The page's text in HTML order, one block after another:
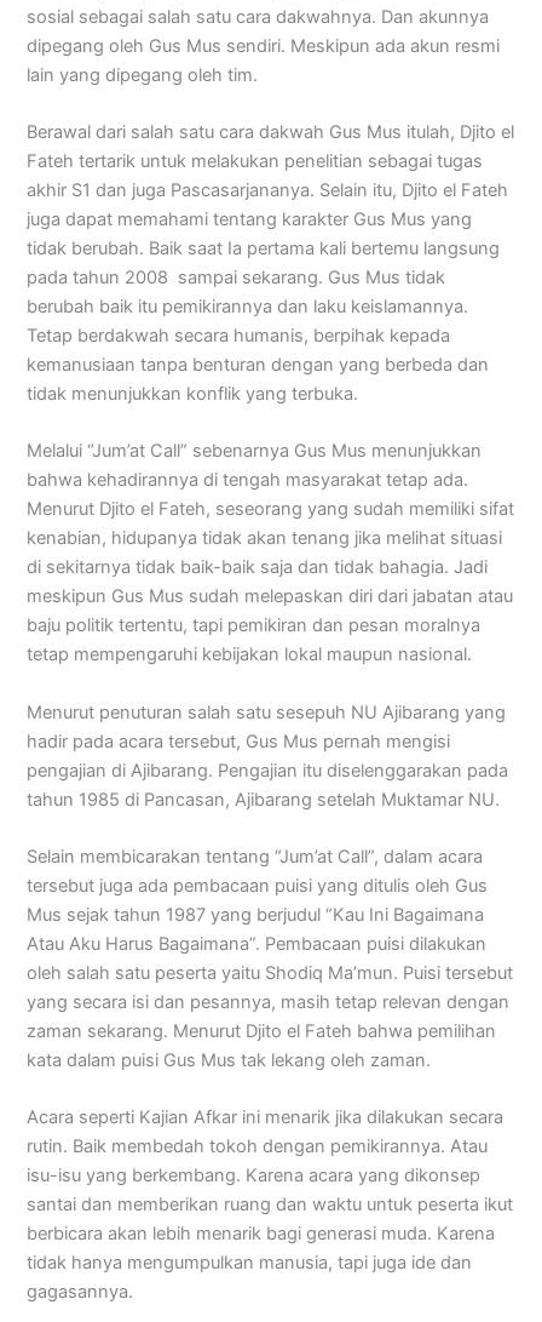
sosial sebagai salah satu cara dakwahnya. Dan akunnya
dipegang oleh Gus Mus sendiri. Meskipun ada akun resmi
lain yang dipegang oleh tim.
Berawal dari salah satu cara dakwah Gus Mus itulah, Djito el
Fateh tertarik untuk melakukan penelitian sebagai tugas
akhir S1 dan juga Pascasarjananya. Selain itu, Djito el Fateh
juga dapat memahami tentang karakter Gus Mus yang
tidak berubah. Baik saat Ia pertama kali bertemu langsung
pada tahun 2008 sampai sekarang. Gus Mus tidak
berubah baik itu pemikirannya dan laku keislamannya.
Tetap berdakwah secara humanis, berpihak kepada
kemanusiaan tanpa benturan dengan yang berbeda dan
tidak menunjukkan konflik yang terbuka.
Melalui “Jum’at Call” sebenarnya Gus Mus menunjukkan
bahwa kehadirannya di tengah masyarakat tetap ada.
Menurut Djito el Fateh, seseorang yang sudah memiliki sifat
kenabian, hidupanya tidak akan tenang jika melihat situasi
di sekitarnya tidak baik-baik saja dan tidak bahagia. Jadi
meskipun Gus Mus sudah melepaskan diri dari jabatan atau
baju politik tertentu, tapi pemikiran dan pesan moralnya
tetap mempengaruhi kebijakan lokal maupun nasional.
Menurut penuturan salah satu sesepuh NU Ajibarang yang
hadir pada acara tersebut, Gus Mus pernah mengisi
pengajian di Ajibarang. Pengajian itu diselenggarakan pada
tahun 1985 di Pancasan, Ajibarang setelah Muktamar NU.
Selain membicarakan tentang “Jum’at Call”, dalam acara
tersebut juga ada pembacaan puisi yang ditulis oleh Gus
Mus sejak tahun 1987 yang berjudul “Kau Ini Bagaimana
Atau Aku Harus Bagaimana”. Pembacaan puisi dilakukan
oleh salah satu peserta yaitu Shodiq Ma’mun. Puisi tersebut
yang secara isi dan pesannya, masih tetap relevan dengan
zaman sekarang. Menurut Djito el Fateh bahwa pemilihan
kata dalam puisi Gus Mus tak lekang oleh zaman.
Acara seperti Kajian Afkar ini menarik jika dilakukan secara
rutin. Baik membedah tokoh dengan pemikirannya. Atau
isu-isu yang berkembang. Karena acara yang dikonsep
santai dan memberikan ruang dan waktu untuk peserta ikut
berbicara akan lebih menarik bagi generasi muda. Karena
tidak hanya mengumpulkan manusia, tapi juga ide dan
gagasannya.